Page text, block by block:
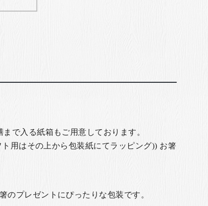
で入る紙箱もご用意しております。
用はその上から包装紙にてラッピング)) お箸
プレゼントにぴったりな包装です。